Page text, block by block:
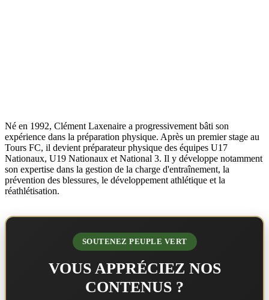
Né en 1992, Clément Laxenaire a progressivement bâti son
expérience dans la préparation physique. Après un premier stage au
Tours FC, il devient préparateur physique des équipes U17
Nationaux, U19 Nationaux et National 3. Il y développe notamment
son expertise dans la gestion de la charge d'entraînement, la
prévention des blessures, le développement athlétique et la
réathlétisation.
SOUTENEZ PEUPLE VERT
VOUS APPRÉCIEZ NOS
CONTENUS ?